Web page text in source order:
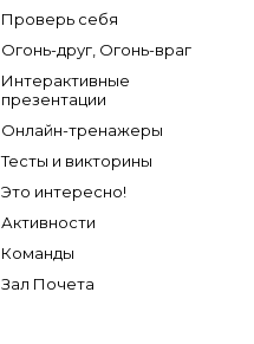
Проверь себя
Огонь-друг, Огонь-враг
Интерактивные
презентации
Онлайн-тренажеры
Тесты и викторины
Это интересно!
Активности
Команды
Зал Почета